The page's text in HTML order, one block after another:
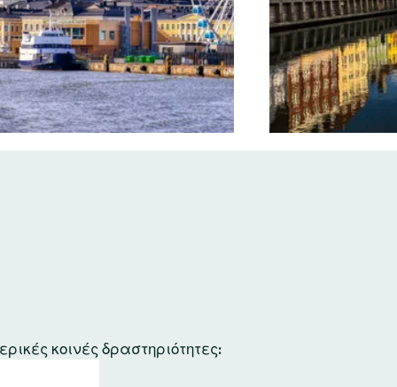
κοινές δραστηριότητες: